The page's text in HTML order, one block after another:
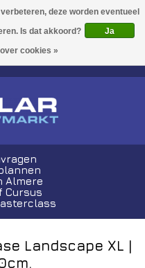
0 Artikelen - €0,00
Almere
Cursus
Landscape XL |
Ja
cookies »